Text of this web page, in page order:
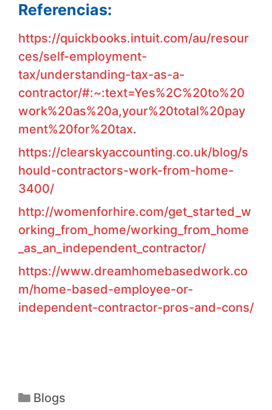
Referencias:
https://quickbooks.intuit.com/au/resour
ces/self-employment-
tax/understanding-tax-as-a-
contractor/#:~:text=Yes%2C%20to%20
work%20as%20a,your%20total%20pay
ment%20for%20tax.
https://clearskyaccounting.co.uk/blog/s
hould-contractors-work-from-home-
3400/
http://womenforhire.com/get_started_w
orking_from_home/working_from_home
_as_an_independent_contractor/
https://www.dreamhomebasedwork.co
m/home-based-employee-or-
independent-contractor-pros-and-cons/
Blogs